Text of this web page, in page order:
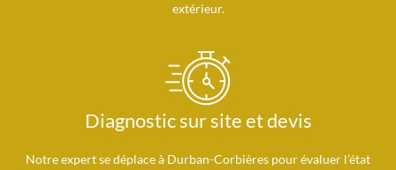
extérieur.
Diagnostic sur site et devis
Notre expert se déplace à Durban-Corbières pour évaluer l’état